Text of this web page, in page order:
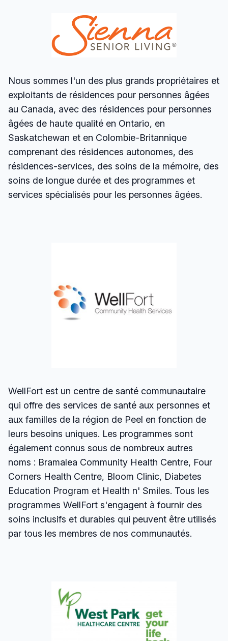
Nous sommes l'un des plus grands propriétaires et
exploitants de résidences pour personnes âgées
au Canada, avec des résidences pour personnes
âgées de haute qualité en Ontario, en
Saskatchewan et en Colombie-Britannique
comprenant des résidences autonomes, des
résidences-services, des soins de la mémoire, des
soins de longue durée et des programmes et
services spécialisés pour les personnes âgées.
WellFort est un centre de santé communautaire
qui offre des services de santé aux personnes et
aux familles de la région de Peel en fonction de
leurs besoins uniques. Les programmes sont
également connus sous de nombreux autres
noms : Bramalea Community Health Centre, Four
Corners Health Centre, Bloom Clinic, Diabetes
Education Program et Health n' Smiles. Tous les
programmes WellFort s'engagent à fournir des
soins inclusifs et durables qui peuvent être utilisés
par tous les membres de nos communautés.